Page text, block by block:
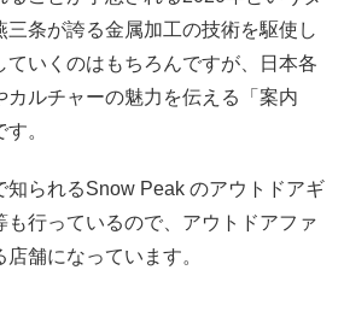
三条が誇る金属加工の技術を駆使し
ていくのはもちろんですが、日本各
カルチャーの魅力を伝える「案内
。
知られるSnow Peak のアウトドアギ
も行っているので、アウトドアファ
舗になっています。